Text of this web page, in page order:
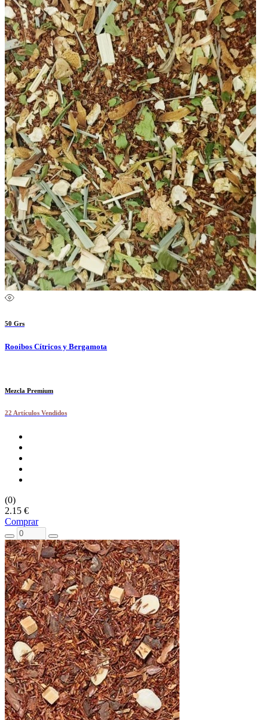
50 Grs
Rooibos Cítricos y Bergamota
Mezcla Premium
22 Artículos Vendidos
(0)
2.15 €
Comprar